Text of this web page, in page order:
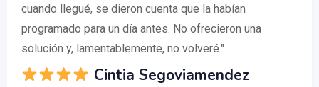
cuando llegué, se dieron cuenta que la habían
programado para un día antes. No ofrecieron una
solución y, lamentablemente, no volveré."
Cintia Segoviamendez